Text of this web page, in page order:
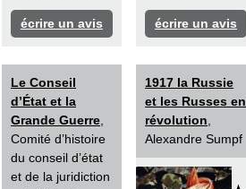
écrire un avis écrire un avis
Le Conseil
d’État et la
Grande Guerre
Comité d’histoire
du conseil d’état
et de la juridiction
1917 la Russie
et les Russes en
révolution
Alexandre Sumpf